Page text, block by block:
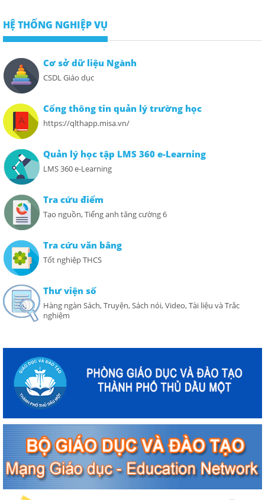
HỆ THỐNG NGHIỆP VỤ
Cơ sở dữ liệu Ngành
CSDL Giáo dục
Cổng thông tin quản lý trường học
https://qlthapp.misa.vn/
Quản lý học tập LMS 360 e-Learning
LMS 360 e-Learning
Tra cứu điểm
Tạo nguồn, Tiếng anh tăng cường 6
Tra cứu văn bằng
Tốt nghiệp THCS
Thư viện số
Hàng ngàn Sách, Truyện, Sách nói, Video, Tài liệu và Trắc
nghiệm